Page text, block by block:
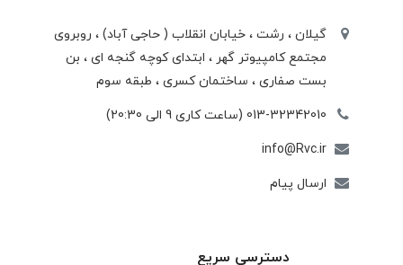
گیلان ، رشت ، خيابان انقلاب ( حاجی آباد) ، روبروی
مجتمع كامپيوتر گهر ، ابتدای كوچه گنجه ای ، بن
بست صفاری ، ساختمان كسری ، طبقه سوم
013-32342010 (ساعت کاری 9 الی 20:30)
info@Rvc.ir
ارسال پیام
دسترسی سریع